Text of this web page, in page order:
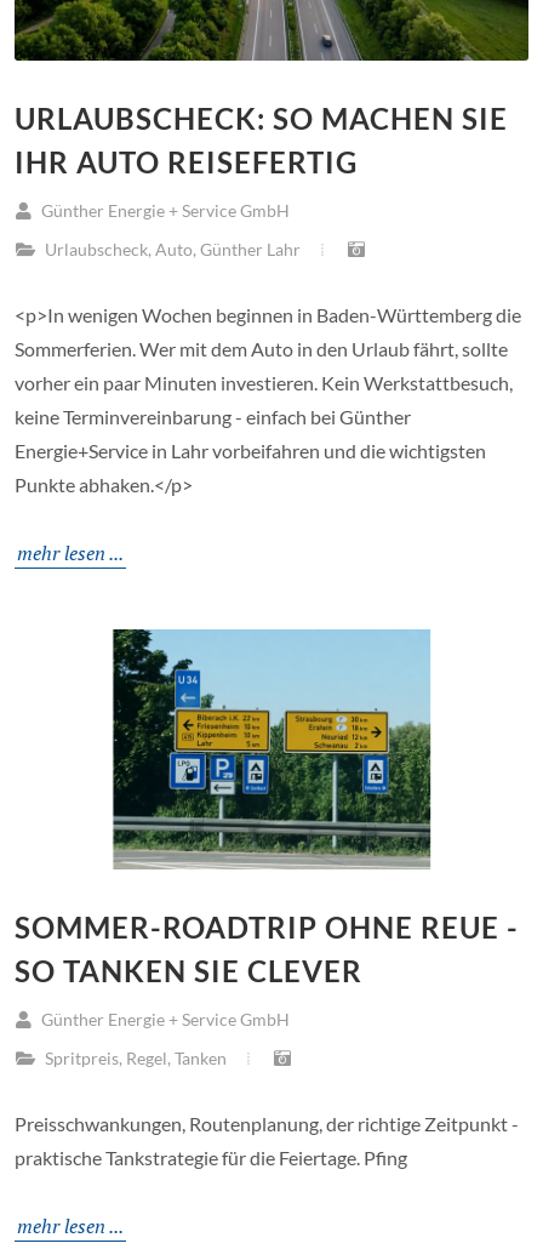
URLAUBSCHECK: SO MACHEN SIE
IHR AUTO REISEFERTIG
Günther Energie + Service GmbH
Urlaubscheck,Auto,Günther Lahr
<p>In wenigen Wochen beginnen in Baden-Württemberg die
Sommerferien. Wer mit dem Auto in den Urlaub fährt, sollte
vorher ein paar Minuten investieren. Kein Werkstattbesuch,
keine Terminvereinbarung - einfach bei Günther
Energie+Service in Lahr vorbeifahren und die wichtigsten
Punkte abhaken.</p>
mehr lesen ...
SOMMER-ROADTRIP OHNE REUE -
SO TANKEN SIE CLEVER
Günther Energie + Service GmbH
Spritpreis, Regel, Tanken
Preisschwankungen, Routenplanung, der richtige Zeitpunkt -
praktische Tankstrategie für die Feiertage. Pfing
mehr lesen ...